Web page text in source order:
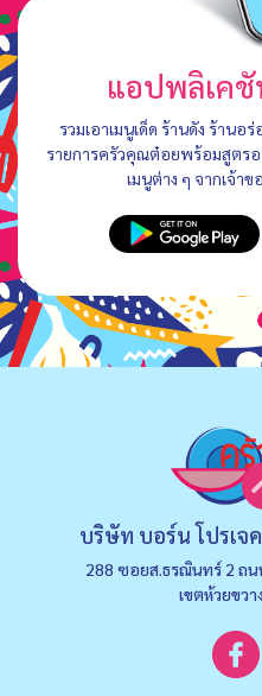
แอปพลิเค
รวมเอาเมนูเด็ด ร้านดัง ร้าน
รายการครัวคุณต๋อยพร้อมสูตร
เมนูต่าง ๆ จากเจ้า
บริษัท บอร์น โปรเจ
288 ซอยส.ธรณินทร์ 2 ถน
เขตห้วยขว